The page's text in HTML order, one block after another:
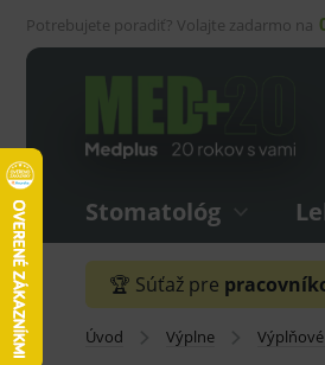
Potrebujete poradiť? Volajte zadarmo na
Stomatológ
🏆 Súťaž pre
Úvod Výplne